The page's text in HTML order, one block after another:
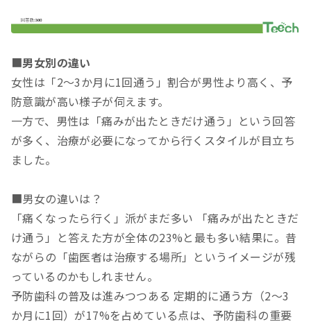
■男女別の違い
女性は「2～3か月に1回通う」割合が男性より高く、予
防意識が高い様子が伺えます。
一方で、男性は「痛みが出たときだけ通う」という回答
が多く、治療が必要になってから行くスタイルが目立ち
ました。
■男女の違いは？
「痛くなったら行く」派がまだ多い 「痛みが出たときだ
け通う」と答えた方が全体の23%と最も多い結果に。昔
ながらの「歯医者は治療する場所」というイメージが残
っているのかもしれません。
予防歯科の普及は進みつつある 定期的に通う方（2～3
か月に1回）が17%を占めている点は、予防歯科の重要